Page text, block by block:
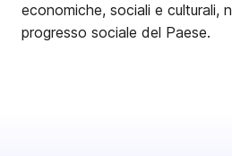
economiche, sociali e culturali,
progresso sociale del Paese.